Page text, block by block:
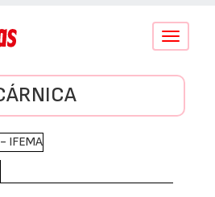
Conmutar